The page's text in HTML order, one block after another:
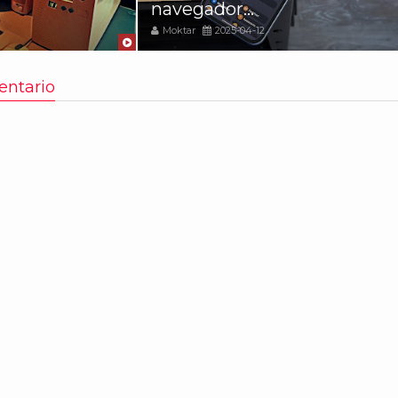
navegador...
Moktar 2025-04-12